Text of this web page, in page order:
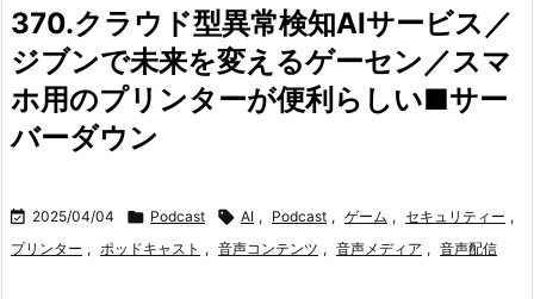
370.クラウド型異常検知AIサービス／
ジブンで未来を変えるゲーセン／スマ
ホ用のプリンターが便利らしい■サー
バーダウン
 2025/04/04  Podcast  AI , Podcast , ゲーム , セキュリティー ,
プリンター , ポッドキャスト , 音声コンテンツ , 音声メディア , 音声配信